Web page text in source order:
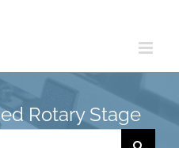
Rotary Stage